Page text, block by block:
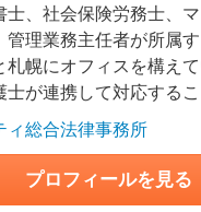
士、社会保険労務士、
管理業務主任者が所属
札幌にオフィスを構え
士が連携して対応するこ
ィ総合法律事務所
プロフィールを見る